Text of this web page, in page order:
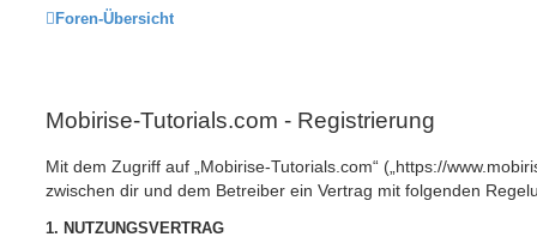
Foren-Übersicht
Mobirise-Tutorials.com - Registrierung
Mit dem Zugriff auf „Mobirise-Tutorials.com“ („https://
zwischen dir und dem Betreiber ein Vertrag mit folgenden
1. NUTZUNGSVERTRAG